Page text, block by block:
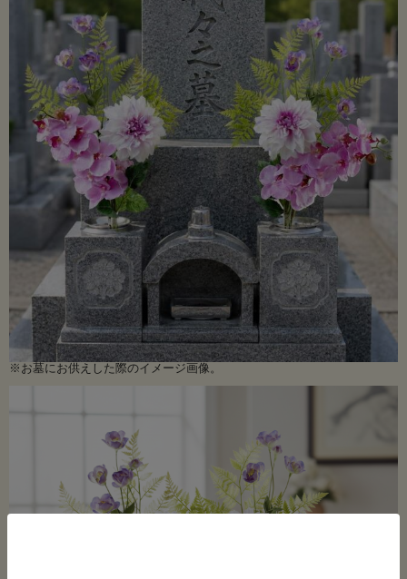
※お墓にお供えした際のイメージ画像。